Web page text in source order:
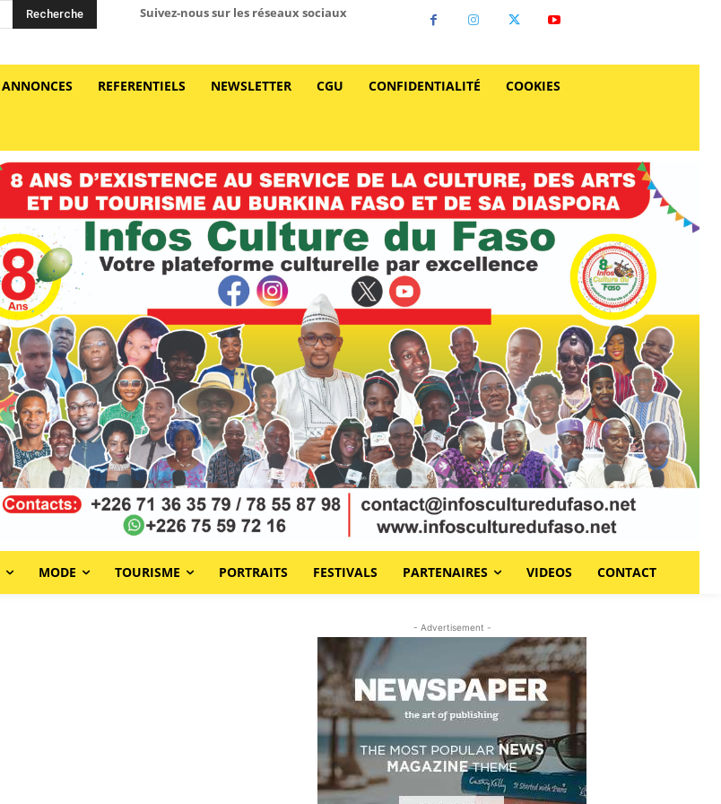
Recherche Suivez-nous sur les réseaux sociaux
ANNONCES REFERENTIELS NEWSLETTER CGU CONFIDENTIALITÉ COOKIES
MODE TOURISME PORTRAITS FESTIVALS PARTENAIRES VIDEOS CONTACT
- Advertisement -